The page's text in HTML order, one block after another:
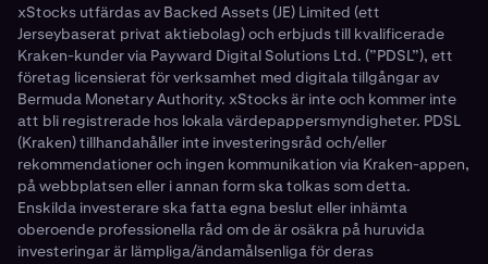
xStocks utfärdas av Backed Assets (JE) Limited (ett
Jerseybaserat privat aktiebolag) och erbjuds till kvalificerade
Kraken-kunder via Payward Digital Solutions Ltd. (”PDSL”), ett
företag licensierat för verksamhet med digitala tillgångar av
Bermuda Monetary Authority. xStocks är inte och kommer inte
att bli registrerade hos lokala värdepappersmyndigheter. PDSL
(Kraken) tillhandahåller inte investeringsråd och/eller
rekommendationer och ingen kommunikation via Kraken-appen,
på webbplatsen eller i annan form ska tolkas som detta.
Enskilda investerare ska fatta egna beslut eller inhämta
oberoende professionella råd om de är osäkra på huruvida
investeringar är lämpliga/ändamålsenliga för deras